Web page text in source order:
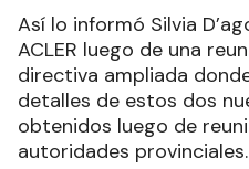
Así lo informó Silvia
ACLER luego de una
directiva ampliada
detalles de estos dos
obtenidos luego de
autoridades provinciales.